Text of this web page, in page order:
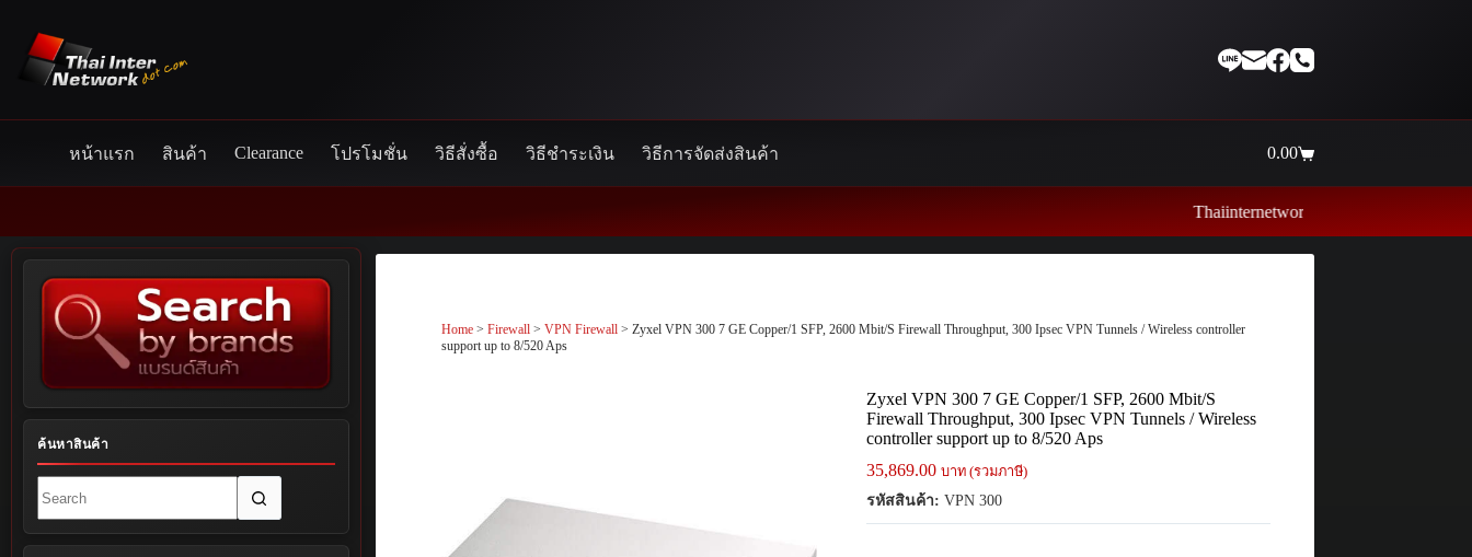
content
หน้าแรก สินค้า Clearance โปรโมชั่น วิธีสั่งซื้อ วิธีชำระเงิน วิธีการจัดส่งสินค้า
Shopping
0.00
Thaiinternetwork ศูนย์รวมอุปกรณ์เน็ตเวิร์ค ไอที คร
Home >Firewall >VPN Firewall > Zyxel VPN 300 7 GE Copper/1 SFP, 2600 Mbit/S Firewall Throughput, 300 Ipsec VPN Tunnels / Wireless controller
support up to 8/520 Aps
Zyxel VPN 300 7 GE Copper/1 SFP, 2600 Mbit/S
Firewall Throughput, 300 Ipsec VPN Tunnels / Wireless
controller support up to 8/520 Aps
35,869.00 บาท (รวมภาษี)
รหัสสินค้า: VPN 300
ค้นหาสินค้า
results